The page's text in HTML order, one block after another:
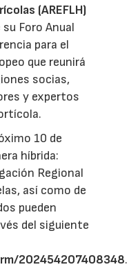
(AREFLH)
Foro Anual
para el
que reunirá
socias,
y expertos
10 de
híbrida:
Regional
así como de
pueden
del siguiente
202454207408348.